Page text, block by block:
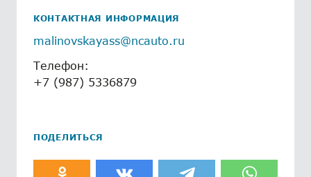
КОНТАКТНАЯ ИНФОРМАЦИЯ
malinovskayass@ncauto.ru
Телефон:
+7 (987) 5336879
ПОДЕЛИТЬСЯ